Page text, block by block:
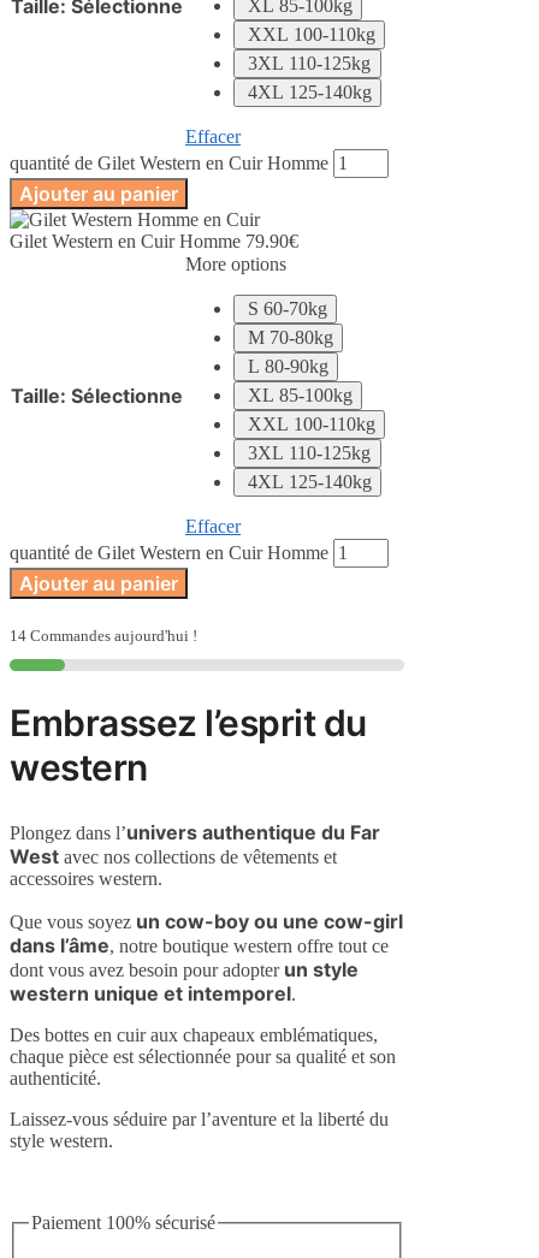
Taille: Sélectionne
XL 85-100kg
XXL 100-110kg
3XL 110-125kg
4XL 125-140kg
Effacer
quantité de Gilet Western en Cuir Homme
Ajouter au panier
Gilet Western en Cuir Homme 79.90€
Taille: Sélectionne
More options
S 60-70kg
M 70-80kg
L 80-90kg
XL 85-100kg
XXL 100-110kg
3XL 110-125kg
4XL 125-140kg
Effacer
quantité de Gilet Western en Cuir Homme
Ajouter au panier
14 Commandes aujourd'hui !
Embrassez l’esprit du
western
Plongez dans l’univers authentique du Far
West avec nos collections de vêtements et
accessoires western.
Que vous soyez un cow-boy ou une cow-girl
dans l’âme, notre boutique western offre tout ce
dont vous avez besoin pour adopter un style
western unique et intemporel.
Des bottes en cuir aux chapeaux emblématiques,
chaque pièce est sélectionnée pour sa qualité et son
authenticité.
Laissez-vous séduire par l’aventure et la liberté du
style western.
Paiement 100% sécurisé